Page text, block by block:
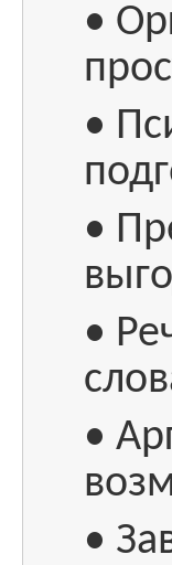
•
•
•
•
•
•